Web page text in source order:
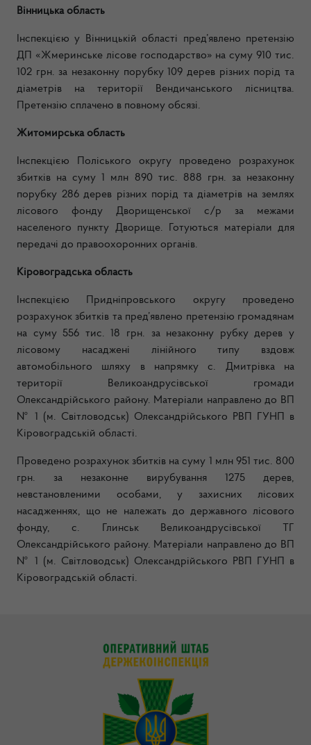
Вінницька область
Інспекцією у Вінницькій області пред’явлено претензію
ДП «Жмеринське лісове господарство» на суму 910 тис.
102 грн. за незаконну порубку 109 дерев різних порід та
діаметрів на території Вендичанського лісництва.
Претензію сплачено в повному обсязі.
Житомирська область
Інспекцією Поліського округу проведено розрахунок
збитків на суму 1 млн 890 тис. 888 грн. за незаконну
порубку 286 дерев різних порід та діаметрів на землях
лісового фонду Дворищенської с/р за межами
населеного пункту Дворище. Готуються матеріали для
передачі до правоохоронних органів.
Кіровоградська область
Інспекцією Придніпровського округу проведено
розрахунок збитків та пред’явлено претензію громадянам
на суму 556 тис. 18 грн. за незаконну рубку дерев у
лісовому насаджені лінійного типу вздовж
автомобільного шляху в напрямку с. Дмитрівка на
території Великоандрусівської громади
Олександрійського району. Матеріали направлено до ВП
№ 1 (м. Світловодськ) Олександрійського РВП ГУНП в
Кіровоградській області.
Проведено розрахунок збитків на суму 1 млн 951 тис. 800
грн. за незаконне вирубування 1275 дерев,
невстановленими особами, у захисних лісових
насадженнях, що не належать до державного лісового
фонду, с. Глинськ Великоандрусівської ТГ
Олександрійського району. Матеріали направлено до ВП
№ 1 (м. Світловодськ) Олександрійського РВП ГУНП в
Кіровоградській області.